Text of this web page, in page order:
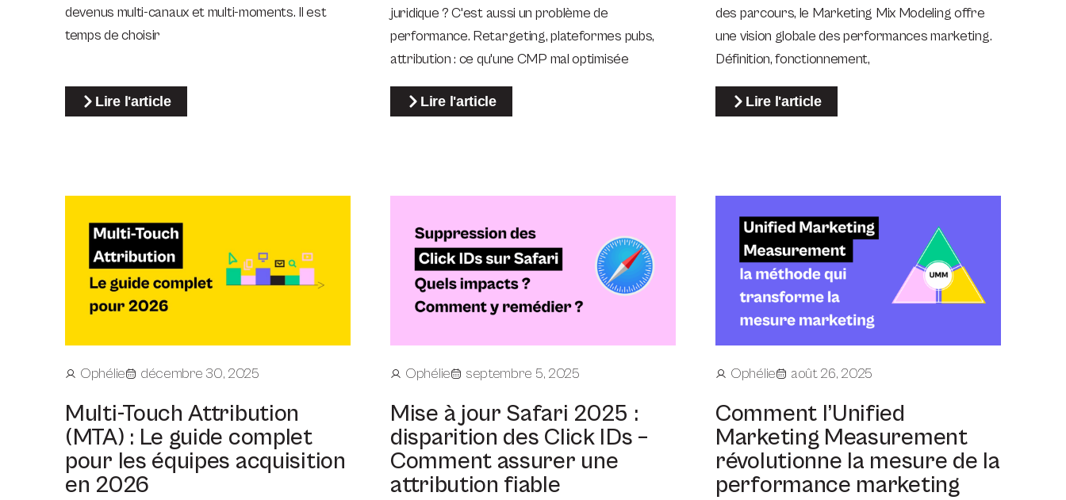
devenus multi-canaux et multi-moments. Il est
temps de choisir
Lire l'article
juridique ? C'est aussi un problème de
performance. Retargeting, plateformes pubs,
attribution : ce qu'une CMP mal optimisée
Lire l'article
des parcours, le Marketing Mix Modeling offre
une vision globale des performances marketing.
Définition, fonctionnement,
Lire l'article
Ophélie décembre 30, 2025
Multi-Touch Attribution
(MTA) : Le guide complet
pour les équipes acquisition
en 2026
Ophélie septembre 5, 2025
Mise à jour Safari 2025 :
disparition des Click IDs –
Comment assurer une
attribution fiable
Ophélie août 26, 2025
Comment l’Unified
Marketing Measurement
révolutionne la mesure de la
performance marketing